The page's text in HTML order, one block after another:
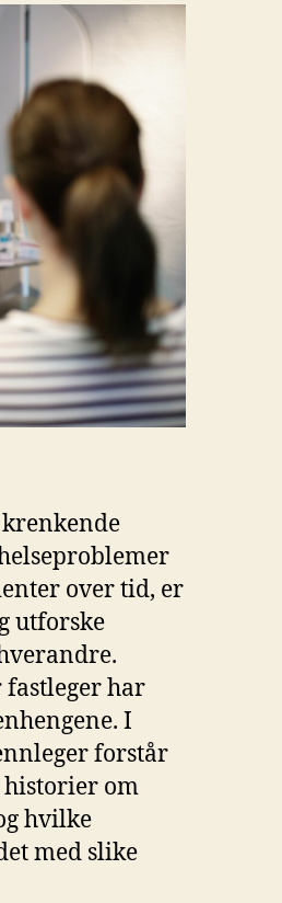
over tid, er
utforske
har
I
forstår
historier om
hvilke
med slike